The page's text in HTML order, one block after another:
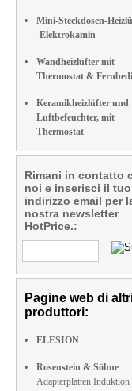
Mini-Steckdosen-
-Elektrokamin
Wandheizlüfter mit
Thermostat &
Keramikheizlüfter und
Luftbefeuchter, mit
Thermostat
Rimani in contatto
noi e inserisci il tuo
indirizzo email per
nostra newsletter
HotPrice.:
Pagine web di
produttori:
ELESION
Rosenstein & Söhne
Adapterplatten Induktion